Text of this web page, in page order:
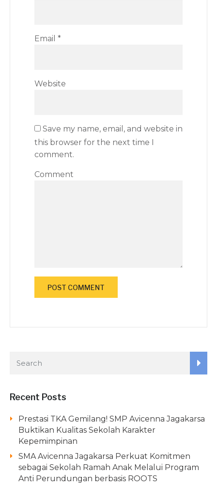
Email *
Website
Save my name, email, and website in
this browser for the next time I
comment.
Comment
Recent Posts
Prestasi TKA Gemilang! SMP Avicenna Jagakarsa
Buktikan Kualitas Sekolah Karakter
Kepemimpinan
SMA Avicenna Jagakarsa Perkuat Komitmen
sebagai Sekolah Ramah Anak Melalui Program
Anti Perundungan berbasis ROOTS